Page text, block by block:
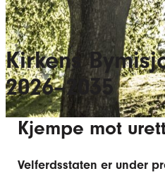
Kirkens
2026–2035
Kjempe mot
Velferdsstaten er under